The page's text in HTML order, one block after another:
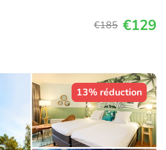
€185 €129
13% réduction